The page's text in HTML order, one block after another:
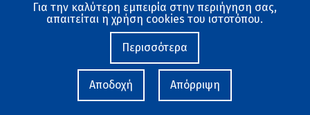
Όροι χρήσης
Προστασία Δεδομένων
Ο ιστότοπος αναπτύχθηκε από το Εθνικό Κέντρο
Τεκμηρίωσης και Ηλεκτρονικού Περιεχομένου 2019-
2026
Για την καλύτερη εμπειρία στην περιήγηση σας,
απαιτείται η χρήση cookies του ιστοτόπου.
Περισσότερα
Αποδοχή Απόρριψη